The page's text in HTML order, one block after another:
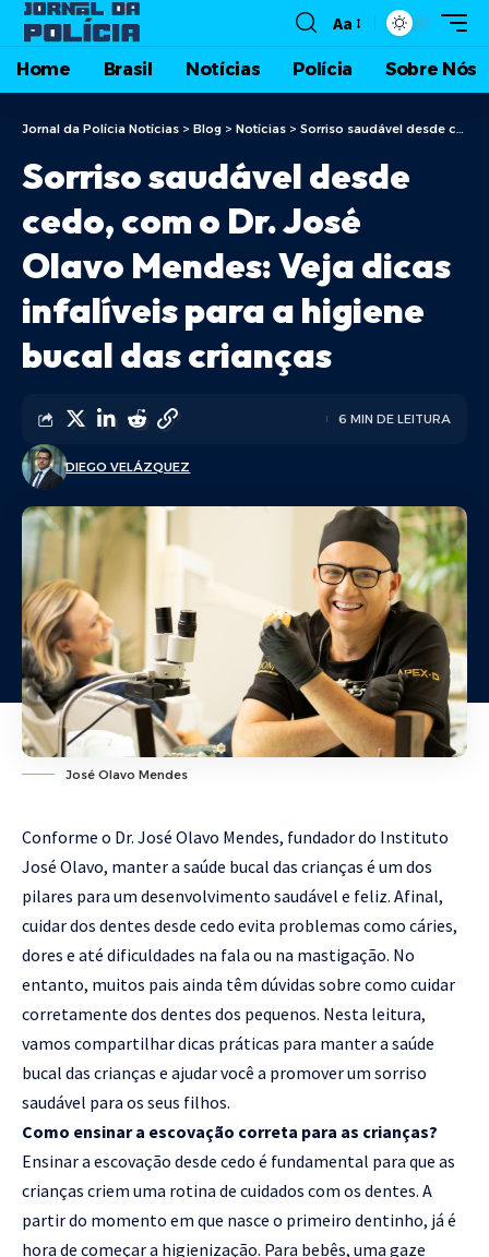
Aa
Home Brasil Notícias Polícia Sobre Nós
Jornal da Polícia Notícias > Blog > Notícias > Sorriso saudável desde cedo, com o Dr. José Olavo Mendes: Veja dicas infalíveis para a higiene bucal das crianças
Sorriso saudável desde
cedo, com o Dr. José
Olavo Mendes: Veja dicas
infalíveis para a higiene
bucal das crianças
DIEGO VELÁZQUEZ
6 MIN DE LEITURA
José Olavo Mendes
Conforme o Dr. José Olavo Mendes, fundador do Instituto
José Olavo, manter a saúde bucal das crianças é um dos
pilares para um desenvolvimento saudável e feliz. Afinal,
cuidar dos dentes desde cedo evita problemas como cáries,
dores e até dificuldades na fala ou na mastigação. No
entanto, muitos pais ainda têm dúvidas sobre como cuidar
corretamente dos dentes dos pequenos. Nesta leitura,
vamos compartilhar dicas práticas para manter a saúde
bucal das crianças e ajudar você a promover um sorriso
saudável para os seus filhos.
Como ensinar a escovação correta para as crianças?
Ensinar a escovação desde cedo é fundamental para que as
crianças criem uma rotina de cuidados com os dentes. A
partir do momento em que nasce o primeiro dentinho, já é
hora de começar a higienização. Para bebês, uma gaze